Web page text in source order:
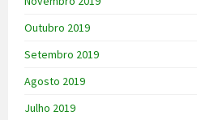
Outubro 2019
Setembro 2019
Agosto 2019
Julho 2019